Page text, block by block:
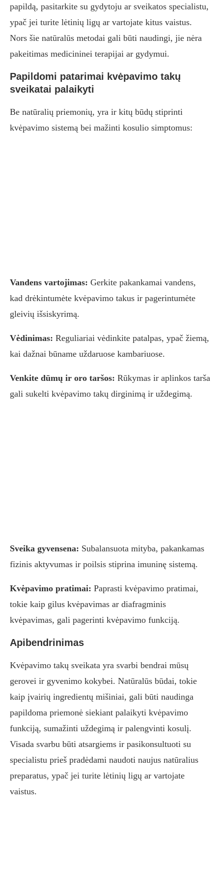
papildą, pasitarkite su gydytoju ar sveikatos specialistu,
ypač jei turite lėtinių ligų ar vartojate kitus vaistus.
Nors šie natūralūs metodai gali būti naudingi, jie nėra
pakeitimas medicininei terapijai ar gydymui.
Papildomi patarimai kvėpavimo takų
sveikatai palaikyti
Be natūralių priemonių, yra ir kitų būdų stiprinti
kvėpavimo sistemą bei mažinti kosulio simptomus:
Vandens vartojimas: Gerkite pakankamai vandens,
kad drėkintumėte kvėpavimo takus ir pagerintumėte
gleivių išsiskyrimą.
Vėdinimas: Reguliariai vėdinkite patalpas, ypač žiemą,
kai dažnai būname uždaruose kambariuose.
Venkite dūmų ir oro taršos: Rūkymas ir aplinkos tarša
gali sukelti kvėpavimo takų dirginimą ir uždegimą.
Sveika gyvensena: Subalansuota mityba, pakankamas
fizinis aktyvumas ir poilsis stiprina imuninę sistemą.
Kvėpavimo pratimai: Paprasti kvėpavimo pratimai,
tokie kaip gilus kvėpavimas ar diafragminis
kvėpavimas, gali pagerinti kvėpavimo funkciją.
Apibendrinimas
Kvėpavimo takų sveikata yra svarbi bendrai mūsų
gerovei ir gyvenimo kokybei. Natūralūs būdai, tokie
kaip įvairių ingredientų mišiniai, gali būti naudinga
papildoma priemonė siekiant palaikyti kvėpavimo
funkciją, sumažinti uždegimą ir palengvinti kosulį.
Visada svarbu būti atsargiems ir pasikonsultuoti su
specialistu prieš pradėdami naudoti naujus natūralius
preparatus, ypač jei turite lėtinių ligų ar vartojate
vaistus.